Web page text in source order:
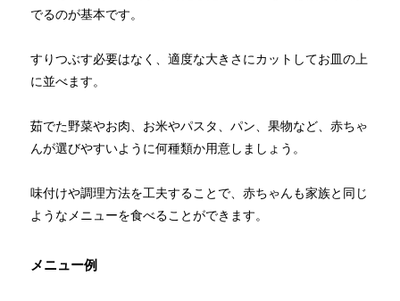
でるのが基本です。
すりつぶす必要はなく、適度な大きさにカットしてお皿の上
に並べます。
茹でた野菜やお肉、お米やパスタ、パン、果物など、赤ちゃ
んが選びやすいように何種類か用意しましょう。
味付けや調理方法を工夫することで、赤ちゃんも家族と同じ
ようなメニューを食べることができます。
メニュー例